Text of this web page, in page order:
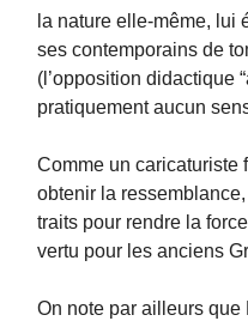
la nature elle-même, lui
ses contemporains de
(l’opposition didactique
pratiquement aucun
Comme un caricaturiste
obtenir la
traits pour rendre la
vertu pour les anciens
On note par ailleurs